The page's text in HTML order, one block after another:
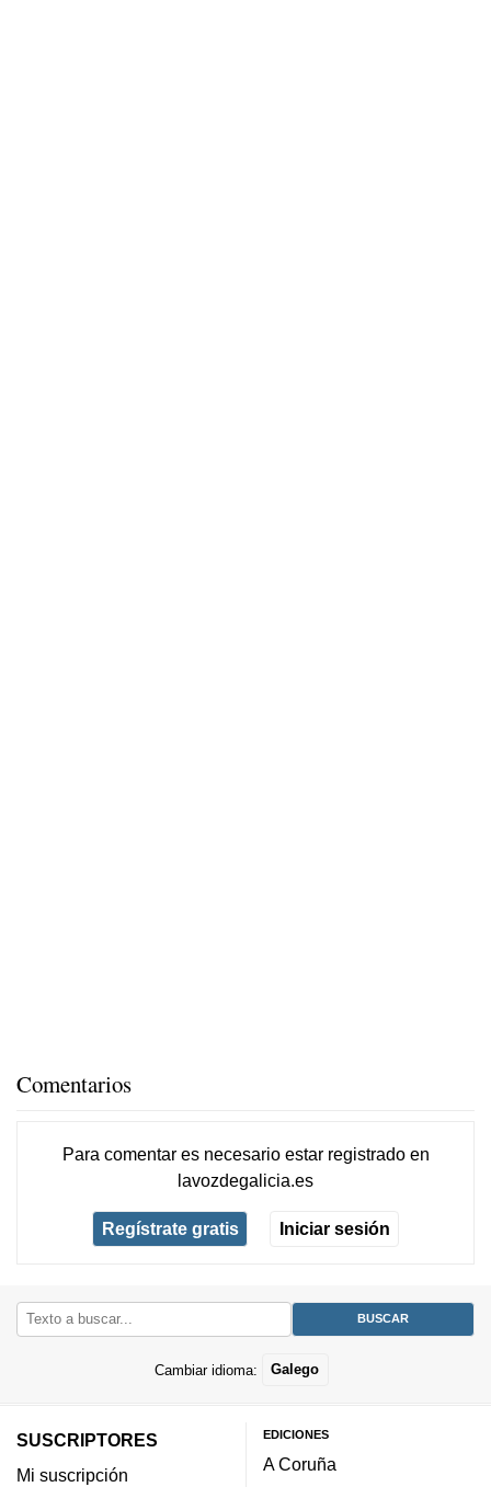
Comentarios
Para comentar es necesario estar registradoen
lavozdegalicia.es
Regístrate gratis Iniciar sesión
Cambiar idioma: Galego
SUSCRIPTORES
Mi suscripción
EDICIONES
A Coruña